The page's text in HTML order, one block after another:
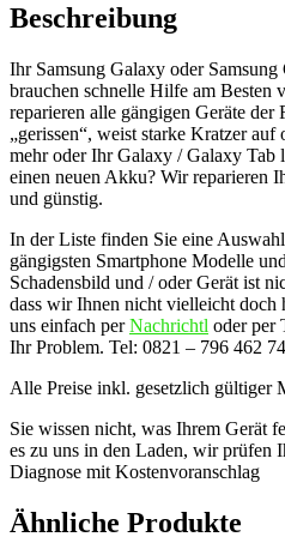
Beschreibung
Ihr Samsung Galaxy oder
brauchen schnelle Hilfe am Besten
reparieren alle gängigen Geräte
„gerissen“, weist starke Kratzer
mehr oder Ihr Galaxy / Galaxy Tab
einen neuen Akku? Wir reparieren
und günstig.
In der Liste finden Sie eine
gängigsten Smartphone Modelle
Schadensbild und / oder Gerät ist
dass wir Ihnen nicht vielleicht doch
uns einfach perNachrichtl oder per
Ihr Problem. Tel: 0821 – 796 462 74
Alle Preise inkl. gesetzlich gültiger
Sie wissen nicht, was Ihrem Gerät
es zu uns in den Laden, wir prüfen
Diagnose mit Kostenvoranschlag
Ähnliche Produkte